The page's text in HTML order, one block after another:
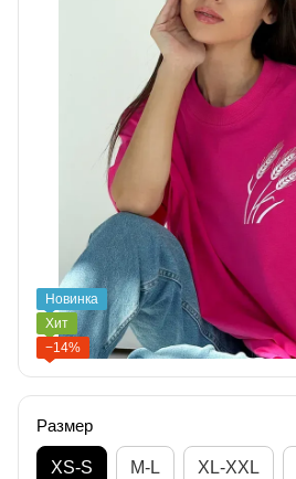
Новинка
Хит
−14%
Размер
XS-S M-L XL-XXL